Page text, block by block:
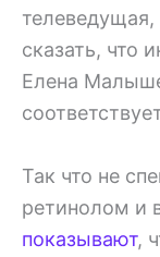
сказать, что
Елена
Так что не
ретинолом и
показывают,